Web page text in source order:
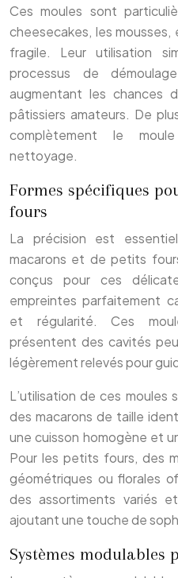
Ces moules sont
cheesecakes, les
fragile. Leur utilisation
processus de
augmentant les chances
pâtissiers amateurs. De
complètement le
nettoyage.
Formes spécifiques
fours
La précision est
macarons et de petits
conçus pour ces
empreintes parfaitement
et régularité. Ces
présentent des cavités
légèrement relevés pour
L’utilisation de ces moules
des macarons de taille
une cuisson homogène et
Pour les petits fours, des
géométriques ou florales
des assortiments variés
ajoutant une touche de
Systèmes modulables